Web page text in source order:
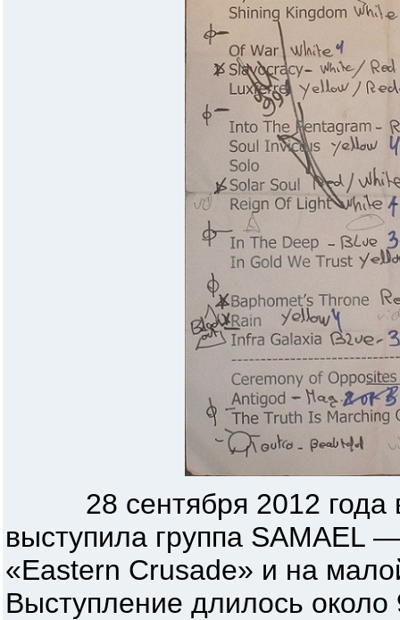
28 сентября 2012 года в
выступила группа SAMAEL
«Eastern Crusade» и на
Выступление длилось около